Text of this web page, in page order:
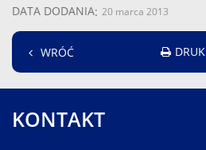
DATA DODANIA 20 marca 2013
WRÓĆ
KONTAKT